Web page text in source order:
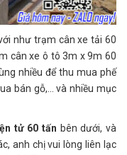
như trạm cân xe tải 60
cân xe ô tô 3m x 9m 60
nhiều để thu mua phế
bán gỗ,... và nhiều mục
tử 60 tấn bên dưới, và
anh chị vui lòng liên lạc